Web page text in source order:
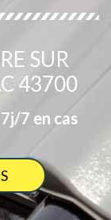
SUR
43700
7 en cas